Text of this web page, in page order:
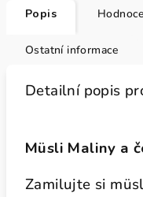
Popis
Ostatní informace
Detailní popis
Müsli Maliny a
Zamilujte si